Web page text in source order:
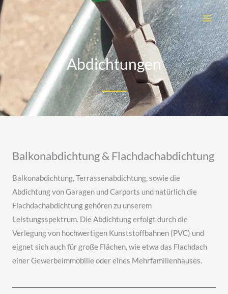
Zum
Inhalt
Abdichtungen
Balkonabdichtung & Flachdachabdichtung
Balkonabdichtung, Terrassenabdichtung, sowie die
Abdichtung von Garagen und Carports und natürlich die
Flachdachabdichtung gehören zu unserem
Leistungsspektrum. Die Abdichtung erfolgt durch die
Verlegung von hochwertigen Kunststoffbahnen (PVC) und
eignet sich auch für große Flächen, wie etwa das Flachdach
einer Gewerbeimmobilie oder eines Mehrfamilienhauses.